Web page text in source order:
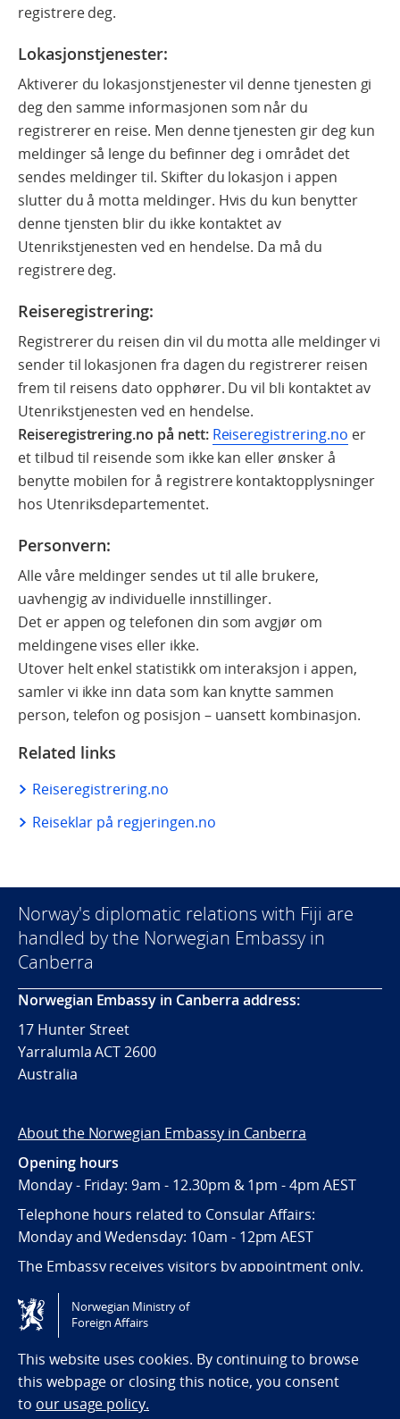
registrere deg.
Lokasjonstjenester:
Aktiverer du lokasjonstjenester vil denne tjenesten gi
deg den samme informasjonen som når du
registrerer en reise. Men denne tjenesten gir deg kun
meldinger så lenge du befinner deg i området det
sendes meldinger til. Skifter du lokasjon i appen
slutter du å motta meldinger. Hvis du kun benytter
denne tjensten blir du ikke kontaktet av
Utenrikstjenesten ved en hendelse. Da må du
registrere deg.
Reiseregistrering:
Registrerer du reisen din vil du motta alle meldinger vi
sender til lokasjonen fra dagen du registrerer reisen
frem til reisens dato opphører. Du vil bli kontaktet av
Utenrikstjenesten ved en hendelse.
Reiseregistrering.no på nett: Reiseregistrering.no er
et tilbud til reisende som ikke kan eller ønsker å
benytte mobilen for å registrere kontaktopplysninger
hos Utenriksdepartementet.
Personvern:
Alle våre meldinger sendes ut til alle brukere,
uavhengig av individuelle innstillinger.
Det er appen og telefonen din som avgjør om
meldingene vises eller ikke.
Utover helt enkel statistikk om interaksjon i appen,
samler vi ikke inn data som kan knytte sammen
person, telefon og posisjon – uansett kombinasjon.
Related links
Reiseregistrering.no
Reiseklar på regjeringen.no
Norway's diplomatic relations with Fiji are
handled by the Norwegian Embassy in
Canberra
Norwegian Embassy in Canberra address:
17 Hunter Street
Yarralumla ACT 2600
Australia
About the Norwegian Embassy in Canberra
Opening hours
Monday - Friday: 9am - 12.30pm & 1pm - 4pm AEST
Telephone hours related to Consular Affairs:
Monday and Wedensday: 10am - 12pm AEST
The Embassy receives visitors by appointment only.
Tilgjengelighetserklæring / Accessibility statement
(NO)
Norwegian Ministry of
Foreign Affairs
This website uses cookies. By continuing to browse
this webpage or closing this notice, you consent
to our usage policy.